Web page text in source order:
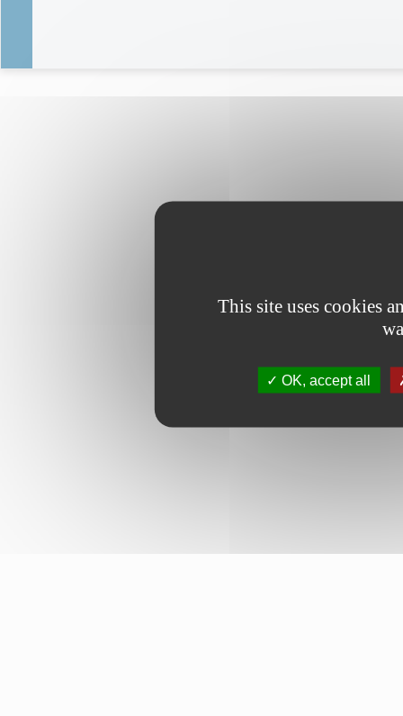
This site uses cookies
OK, accept all